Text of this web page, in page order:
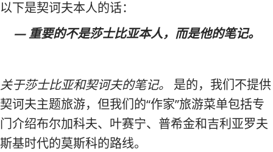
以下是契诃夫本人的话：
— 重要的不是莎士比亚本人，而是他的笔记。
关于莎士比亚和契诃夫的笔记。
是的，我们不提供
契诃夫主题旅游，但我们的“作家”旅游菜单包括专
门介绍布尔加科夫、叶赛宁、普希金和吉利亚罗夫
斯基时代的莫斯科的路线。